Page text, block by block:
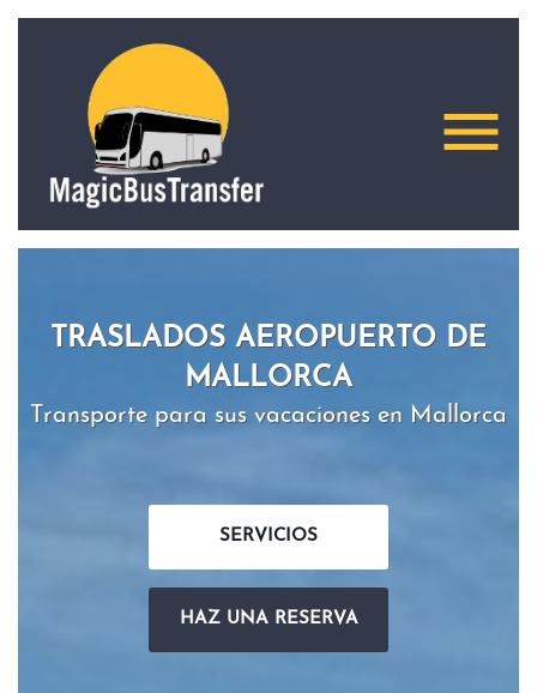
menu
TRASLADOS AEROPUERTO DE
MALLORCA
Transporte para sus vacaciones en Mallorca
SERVICIOS
HAZ UNA RESERVA